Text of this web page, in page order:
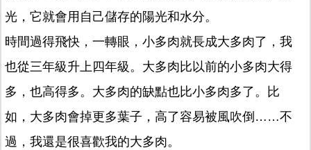
光，它就會用自己儲存的陽光和水分。
時間過得飛快，一轉眼，小多肉就長成大多肉了，我
也從三年級升上四年級。大多肉比以前的小多肉大得
多，也高得多。大多肉的缺點也比小多肉多了。比
如，大多肉會掉更多葉子，高了容易被風吹倒……不
過，我還是很喜歡我的大多肉。